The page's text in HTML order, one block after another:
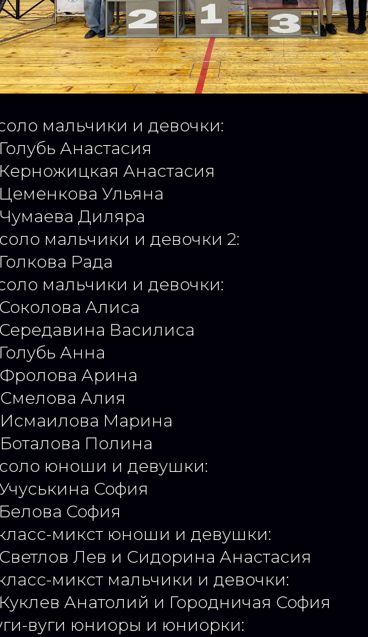
мальчики и девочки:
Анастасия
Анастасия
Ульяна
Диляра
мальчики и девочки 2:
Рада
мальчики и девочки:
Алиса
Василиса
Анна
Арина
Алия
Марина
Полина
юноши и девушки:
София
София
микст юноши и девушки:
Лев и Сидорина Анастасия
микст мальчики и девочки:
Анатолий и Городничая София
вуги юниоры и юниорки: